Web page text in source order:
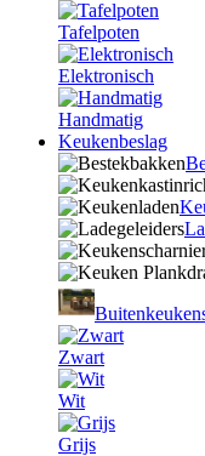
Tafelpoten
Elektronisch
Handmatig
Keukenbeslag
Zwart
Wit
Grijs